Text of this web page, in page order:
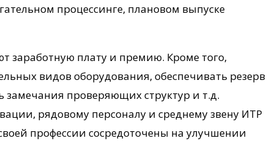
процессинге, плановом выпуске
заработную плату и премию. Кроме того,
видов оборудования, обеспечивать резерв
замечания проверяющих структур и т.д.
рядовому персоналу и среднему звену ИТР
профессии сосредоточены на улучшении